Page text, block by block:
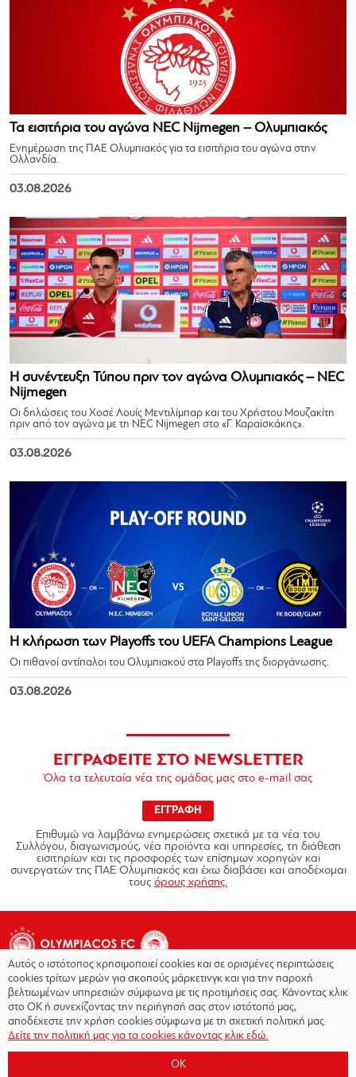
Τα εισιτήρια του αγώνα NEC Nijmegen – Ολυμπιακός
Ενημέρωση της ΠΑΕ Ολυμπιακός για τα εισιτήρια του αγώνα στην
Ολλανδία.
03.08.2026
Η συνέντευξη Τύπου πριν τον αγώνα Ολυμπιακός – NEC
Nijmegen
Οι δηλώσεις του Χοσέ Λουίς Μεντιλίμπαρ και του Χρήστου Μουζακίτη
πριν από τον αγώνα με τη NEC Nijmegen στο «Γ. Καραϊσκάκης».
03.08.2026
Η κλήρωση των Playoffs του UEFA Champions League
Οι πιθανοί αντίπαλοι του Ολυμπιακού στα Playoffs της διοργάνωσης.
03.08.2026
ΕΓΓΡΑΦΕΙΤΕ ΣΤΟ NEWSLETTER
Όλα τα τελευταία νέα της ομάδας μας στο e-mail σας
ΕΓΓΡΑΦΗ
Επιθυμώ να λαμβάνω ενημερώσεις σχετικά με τα νέα του
Συλλόγου, διαγωνισμούς, νέα προϊόντα και υπηρεσίες, τη διάθεση
εισιτηρίων και τις προσφορές των επίσημων χορηγών και
συνεργατών της ΠΑΕ Ολυμπιακός και έχω διαβάσει και αποδέχομαι
τους όρους χρήσης.
Copyright © 2026 - Olympiacos.org
Όροι χρήσης|Πολιτική Απορρήτου|Πολιτική
Αυτός ο ιστότοπος χρησιμοποιεί cookies και σε ορισμένες περιπτώσεις
cookies τρίτων μερών για σκοπούς μάρκετινγκ και για την παροχή
βελτιωμένων υπηρεσιών σύμφωνα με τις προτιμήσεις σας. Κάνοντας κλικ
στο OK ή συνεχίζοντας την περιήγησή σας στον ιστότοπό μας,
αποδέχεστε την χρήση cookies σύμφωνα με τη σχετική πολιτική μας.
Δείτε την πολιτική μας για τα cookies κάνοντας κλικ εδώ.
OK